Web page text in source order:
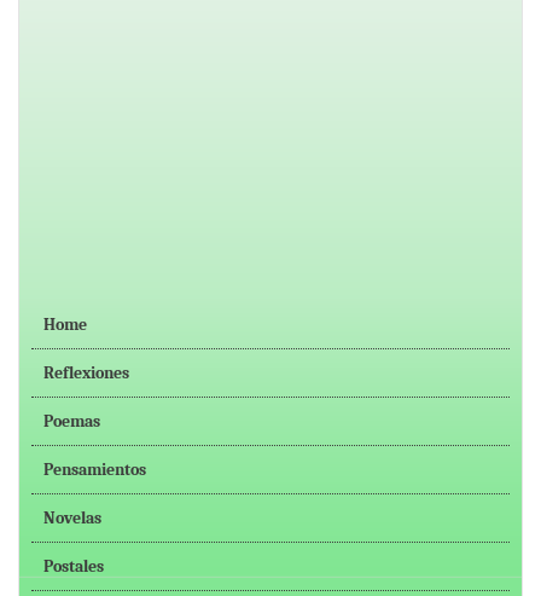
Home
Reflexiones
Poemas
Pensamientos
Novelas
Postales